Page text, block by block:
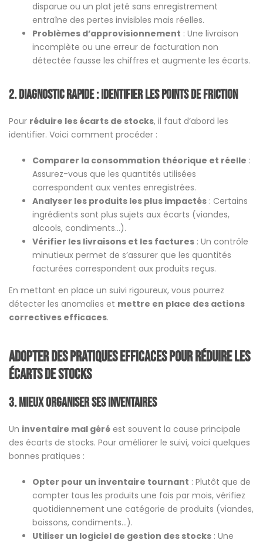
disparue ou un plat jeté sans enregistrement
entraîne des pertes invisibles mais réelles.
Problèmes d’approvisionnement : Une livraison
incomplète ou une erreur de facturation non
détectée fausse les chiffres et augmente les écarts.
2. Diagnostic rapide : identifier les points de friction
Pour réduire les écarts de stocks, il faut d’abord les
identifier. Voici comment procéder :
Comparer la consommation théorique et réelle :
Assurez-vous que les quantités utilisées
correspondent aux ventes enregistrées.
Analyser les produits les plus impactés : Certains
ingrédients sont plus sujets aux écarts (viandes,
alcools, condiments…).
Vérifier les livraisons et les factures : Un contrôle
minutieux permet de s’assurer que les quantités
facturées correspondent aux produits reçus.
En mettant en place un suivi rigoureux, vous pourrez
détecter les anomalies et mettre en place des actions
correctives efficaces.
Adopter des pratiques efficaces pour réduire les
écarts de stocks
3. Mieux organiser ses inventaires
Un inventaire mal géré est souvent la cause principale
des écarts de stocks. Pour améliorer le suivi, voici quelques
bonnes pratiques :
Opter pour un inventaire tournant : Plutôt que de
compter tous les produits une fois par mois, vérifiez
quotidiennement une catégorie de produits (viandes,
boissons, condiments…).
Utiliser un logiciel de gestion des stocks : Une